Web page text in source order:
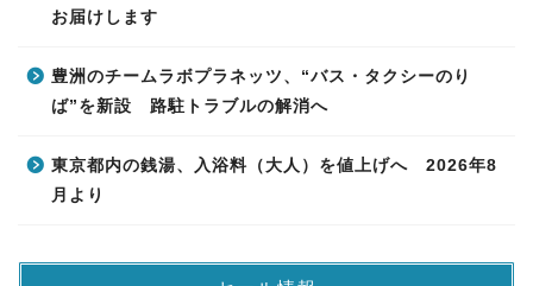
お届けします
豊洲のチームラボプラネッツ、“バス・タクシーのり
ば”を新設 路駐トラブルの解消へ
東京都内の銭湯、入浴料（大人）を値上げへ 2026年8
月より